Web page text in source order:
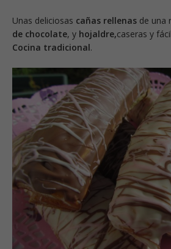
Unas deliciosas cañas rellenas de una
de chocolate, y hojaldre,caseras y
Cocina tradicional.